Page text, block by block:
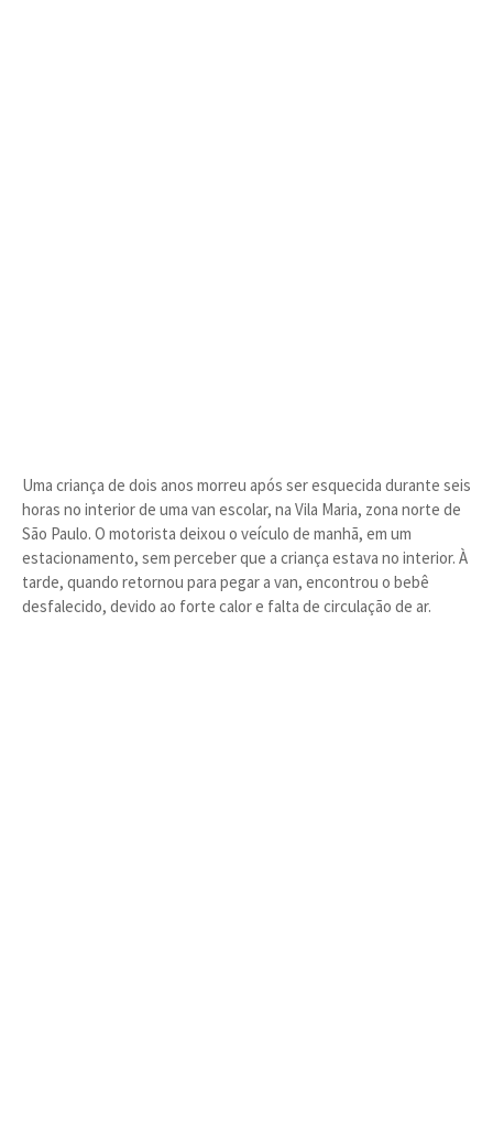
Uma criança de dois anos morreu após ser esquecida durante seis
horas no interior de uma van escolar, na Vila Maria, zona norte de
São Paulo. O motorista deixou o veículo de manhã, em um
estacionamento, sem perceber que a criança estava no interior. À
tarde, quando retornou para pegar a van, encontrou o bebê
desfalecido, devido ao forte calor e falta de circulação de ar.